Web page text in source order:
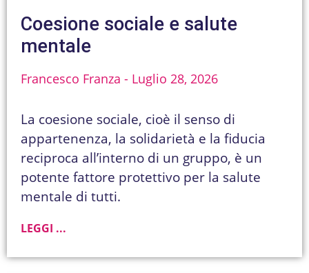
Coesione sociale e salute
mentale
Francesco Franza Luglio 28, 2026
La coesione sociale, cioè il senso di
appartenenza, la solidarietà e la fiducia
reciproca all’interno di un gruppo, è un
potente fattore protettivo per la salute
mentale di tutti.
LEGGI ...